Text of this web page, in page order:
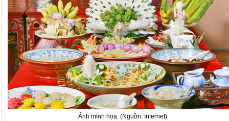
Ảnh minh họa. (Nguồn: Internet)